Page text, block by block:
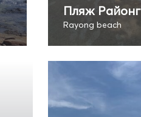
Пляж Районг
Rayong beach